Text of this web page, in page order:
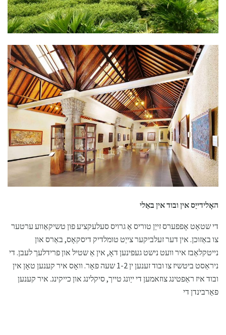
האָלידייַס אין ובוד אין באַלי
די שטאָט אָפפערס זייַן טוריס אַ גרויס סעלעקציע פון ​​טשיקאַווע ערטער
צו באַזוכן. אין דער זעלביקער צייַט טומלדיק דיסקאָס, באַרס און
נייטקלאַבז איר וועט נישט געפינען דאָ, אין אַ שטיל און פרידלעך לעבן. די
ניראַסט ביטשיז צו ובוד זענען ין 1-2 שעה פאָר. וואָס איר קענען טאָן אין
ובוד איז ראַפטינג צוזאמען די ייַונג טייך, סיקלינג און כייקינג. איר קענען
פאַרבינדן די